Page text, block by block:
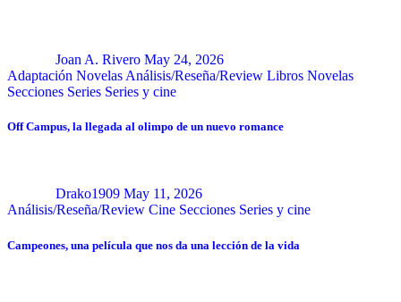
Joan A. Rivero May 24, 2026
Adaptación Novelas Análisis/Reseña/Review Libros Novelas
Secciones Series Series y cine
Off Campus, la llegada al olimpo de un nuevo romance
Drako1909 May 11, 2026
Análisis/Reseña/Review Cine Secciones Series y cine
Campeones, una película que nos da una lección de la vida